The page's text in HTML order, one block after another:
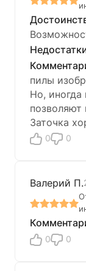
пилы
Но, иногда
позволяют
Заточка
0 0
Валерий П.
0 0